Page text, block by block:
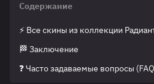
Содержание
⚡ Все скины из коллекции
🏁 Заключение
❓ Часто задаваемые вопросы